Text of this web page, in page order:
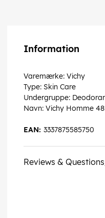
Information
Varemærke: Vichy
Type: Skin Care
Undergruppe:
Navn: Vichy Homme
3337875585750
EAN:
Reviews &